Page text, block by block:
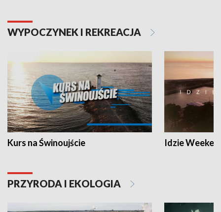
WYPOCZYNEK I REKREACJA
Kurs na Świnoujście Idzie
PRZYRODA I EKOLOGIA